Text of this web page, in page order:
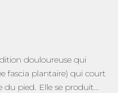
douloureuse qui
fascia plantaire) qui court
du pied. Elle se produit...